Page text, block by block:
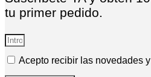
tu primer pedido.
Acepto recibir las novedades